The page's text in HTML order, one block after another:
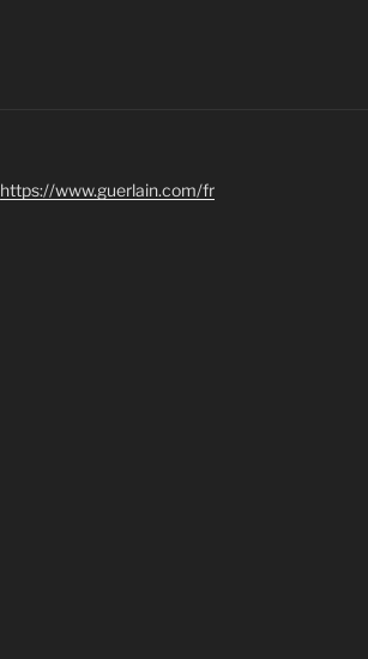
https://www.guerlain.com/fr